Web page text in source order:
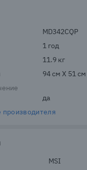
MD342CQP
1 год
11.9 кг
94 см X 51
да
производителя
MSI